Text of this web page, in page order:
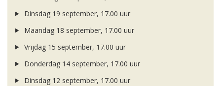
Dinsdag 19 september, 17.00 uur
Maandag 18 september, 17.00 uur
Vrijdag 15 september, 17.00 uur
Donderdag 14 september, 17.00 uur
Dinsdag 12 september, 17.00 uur